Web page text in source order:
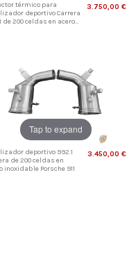
térmico para
deportivo Carrera
de 200 celdas en acero...
3.750,00 €
Tap to expand
deportivo 992.1
de 200 celdas en
inoxidable Porsche 911
3.450,00 €